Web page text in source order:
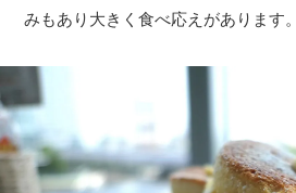
みもあり大きく食べ応えがあります。